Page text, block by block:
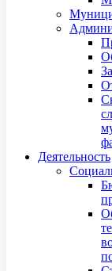
Деятельность